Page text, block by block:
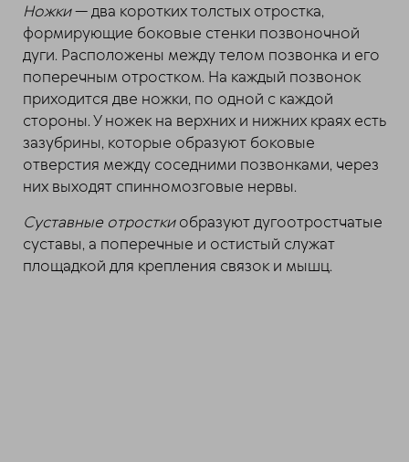
Ножки— два коротких толстых отростка,
формирующие боковые стенки позвоночной
дуги. Расположены между телом позвонка и его
поперечным отростком. На каждый позвонок
приходится две ножки, по одной с каждой
стороны. У ножек на верхних и нижних краях есть
зазубрины, которые образуют боковые
отверстия между соседними позвонками, через
них выходят спинномозговые нервы.
Суставные отросткиобразуют дугоотростчатые
суставы, а поперечные и остистый служат
площадкой для крепления связок и мышц.